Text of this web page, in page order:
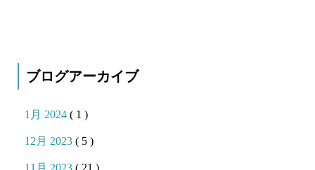
ブログアーカイブ
1月 2024( 1 )
12月 2023( 5 )
11月 2023( 21 )